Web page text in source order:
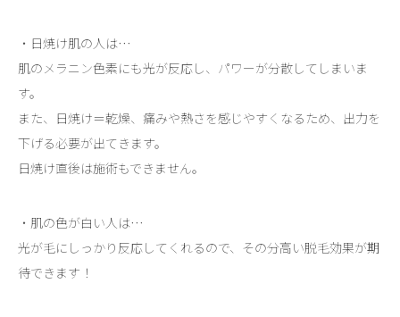
・日焼け肌の人は…
肌のメラニン色素にも光が反応し、パワーが分散してしまいま
す。
また、日焼け＝乾燥、痛みや熱さを感じやすくなるため、出力を
下げる必要が出てきます。
日焼け直後は施術もできません。
・肌の色が白い人は…
光が毛にしっかり反応してくれるので、その分高い脱毛効果が期
待できます！